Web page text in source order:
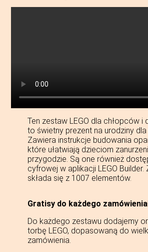
Ten zestaw LEGO dla chłopców i
to świetny prezent na urodziny dla
Zawiera instrukcje budowania
które ułatwiają dzieciom
przygodzie. Są one również
cyfrowej w aplikacji LEGO Builder.
składa się z 1007 elementów.
Gratisy do każdego
Do każdego zestawu dodajemy
torbę LEGO, dopasowaną do
zamówienia.